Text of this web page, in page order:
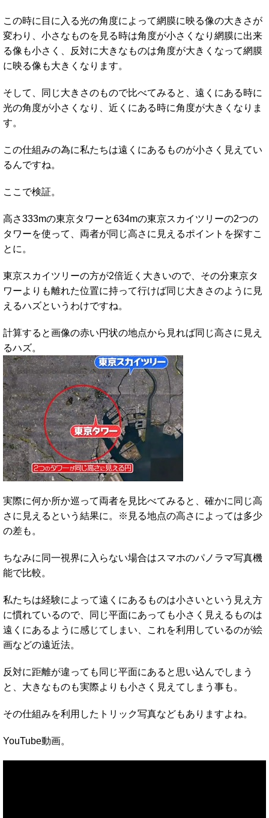
この時に目に入る光の角度によって網膜に映る像の大きさが
変わり、小さなものを見る時は角度が小さくなり網膜に出来
る像も小さく、反対に大きなものは角度が大きくなって網膜
に映る像も大きくなります。
そして、同じ大きさのもので比べてみると、遠くにある時に
光の角度が小さくなり、近くにある時に角度が大きくなりま
す。
この仕組みの為に私たちは遠くにあるものが小さく見えてい
るんですね。
ここで検証。
高さ333mの東京タワーと634mの東京スカイツリーの2つの
タワーを使って、両者が同じ高さに見えるポイントを探すこ
とに。
東京スカイツリーの方が2倍近く大きいので、その分東京タ
ワーよりも離れた位置に持って行けば同じ大きさのように見
えるハズというわけですね。
計算すると画像の赤い円状の地点から見れば同じ高さに見え
るハズ。
実際に何か所か巡って両者を見比べてみると、確かに同じ高
さに見えるという結果に。※見る地点の高さによっては多少
の差も。
ちなみに同一視界に入らない場合はスマホのパノラマ写真機
能で比較。
私たちは経験によって遠くにあるものは小さいという見え方
に慣れているので、同じ平面にあっても小さく見えるものは
遠くにあるように感じてしまい、これを利用しているのが絵
画などの遠近法。
反対に距離が違っても同じ平面にあると思い込んでしまう
と、大きなものも実際よりも小さく見えてしまう事も。
その仕組みを利用したトリック写真などもありますよね。
YouTube動画。